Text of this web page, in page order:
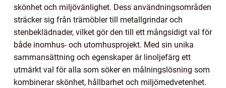
skönhet och miljövänlighet. Dess användningsområden
sträcker sig från trämöbler till metallgrindar och
stenbeklädnader, vilket gör den till ett mångsidigt val för
både inomhus- och utomhusprojekt. Med sin unika
sammansättning och egenskaper är linoljefärg ett
utmärkt val för alla som söker en målningslösning som
kombinerar skönhet, hållbarhet och miljömedvetenhet.